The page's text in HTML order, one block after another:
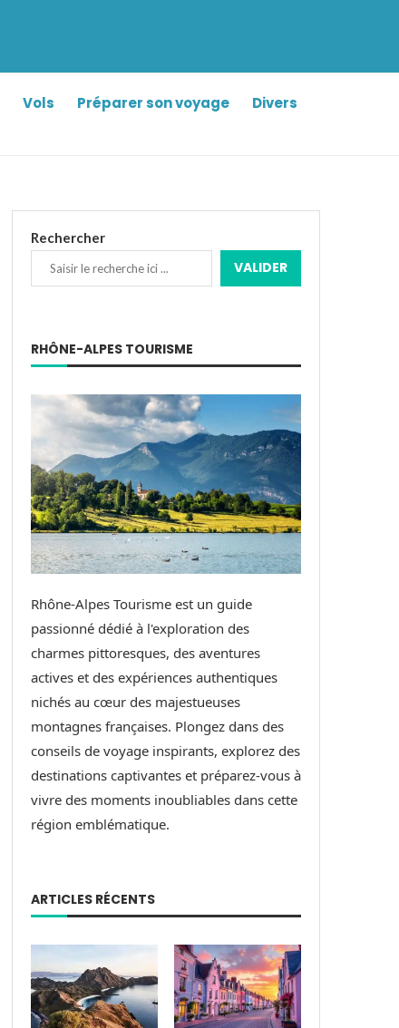
Vols Préparer son voyage
Divers
Rechercher
VALIDER
RHÔNE-ALPES TOURISME
Rhône-Alpes Tourisme est un guide
passionné dédié à l'exploration des
charmes pittoresques, des aventures
actives et des expériences authentiques
nichés au cœur des majestueuses
montagnes françaises. Plongez dans des
conseils de voyage inspirants, explorez des
destinations captivantes et préparez-vous à
vivre des moments inoubliables dans cette
région emblématique.
ARTICLES RÉCENTS